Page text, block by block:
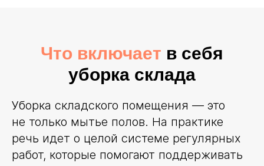
Что включает в себя
уборка склада
Уборка складского помещения — это
не только мытье полов. На практике
речь идет о целой системе регулярных
работ, которые помогают поддерживать